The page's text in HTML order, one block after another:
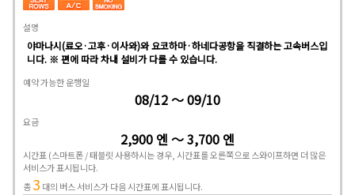
설명
야마나시(료오·고후·이사와)와 요코하마·하네다공항을 직결하는 고속버스입
니다. ※ 편에 따라 차내 설비가 다를 수 있습니다.
예약 가능한 운행일
08/12 ～ 09/10
요금
2,900 엔 ～ 3,700 엔
시간표 (스마트폰 / 태블릿 사용하시는 경우, 시간표를 오른쪽으로 스와이프하면 더 많은
서비스가 표시됩니다.
총3 대의 버스 서비스가 다음 시간표에 표시됩니다.